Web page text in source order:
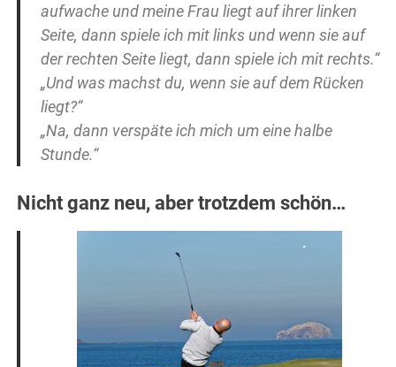
aufwache und meine Frau liegt auf ihrer linken
Seite, dann spiele ich mit links und wenn sie auf
der rechten Seite liegt, dann spiele ich mit rechts.“
„Und was machst du, wenn sie auf dem Rücken
liegt?“
„Na, dann verspäte ich mich um eine halbe
Stunde.“
Nicht ganz neu, aber trotzdem schön…